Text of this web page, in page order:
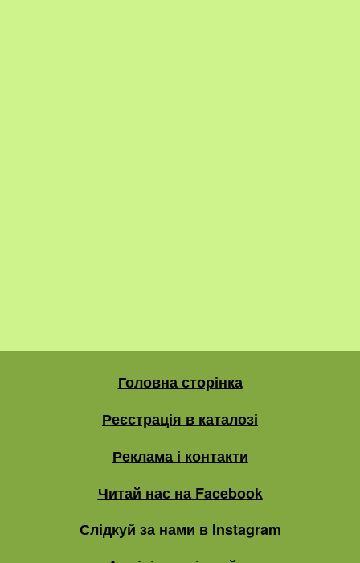
Головна сторінка
Реєстрація в каталозі
Реклама і контакти
Читай нас на Facebook
Слідкуй за нами в Instagram